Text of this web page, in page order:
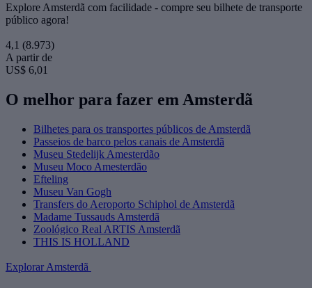
Explore Amsterdã com facilidade - compre seu bilhete de transporte
público agora!
4,1 (8.973)
A partir de
US$ 6,01
O melhor para fazer em Amsterdã
Bilhetes para os transportes públicos de Amsterdã
Passeios de barco pelos canais de Amsterdã
Museu Stedelijk Amesterdão
Museu Moco Amesterdão
Efteling
Museu Van Gogh
Transfers do Aeroporto Schiphol de Amsterdã
Madame Tussauds Amsterdã
Zoológico Real ARTIS Amsterdã
THIS IS HOLLAND
Explorar Amsterdã